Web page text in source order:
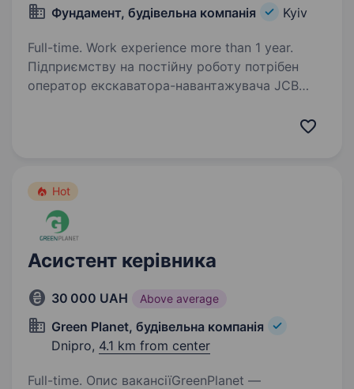
Фундамент, будівельна компанія Kyiv
Full-time. Work experience more than 1 year.
Підприємству на постійну роботу потрібен
оператор екскаватора-навантажувача JCB
Hot
Асистент керівника
30 000 UAH Above average
Green Planet, будівельна компанія
Dnipro, 4.1 km from center
Full-time. Опис вакансіїGreenPlanet —